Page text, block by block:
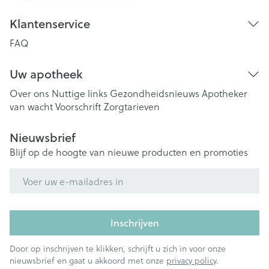
Klantenservice
FAQ
Uw apotheek
Over ons Nuttige links Gezondheidsnieuws Apotheker
van wachtVoorschriftZorgtarieven
Nieuwsbrief
Blijf op de hoogte van nieuwe producten en promoties
Inschrijven
Door op inschrijven te klikken, schrijft u zich in voor onze
nieuwsbrief en gaat u akkoord met onze privacy policy.